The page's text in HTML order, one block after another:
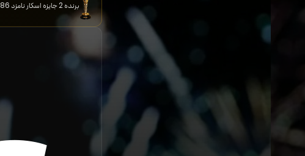
برنده 2 جایزه اسکار نامزد 86 جایزه و برنده 51 جایزه دیگر